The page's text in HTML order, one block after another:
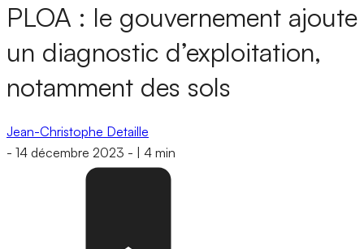
PLOA : le gouvernement ajoute
un diagnostic d’exploitation,
notamment des sols
Jean-Christophe Detaille
- 14 décembre 2023 - 4 min